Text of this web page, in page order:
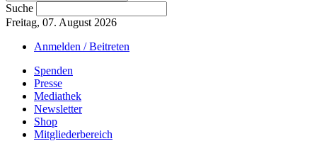
Suche
Freitag, 07. August 2026
Anmelden / Beitreten
Spenden
Presse
Mediathek
Newsletter
Shop
Mitgliederbereich